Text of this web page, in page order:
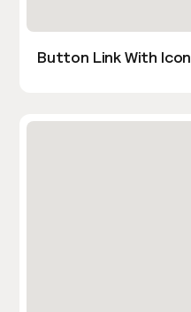
Button Link With Icon